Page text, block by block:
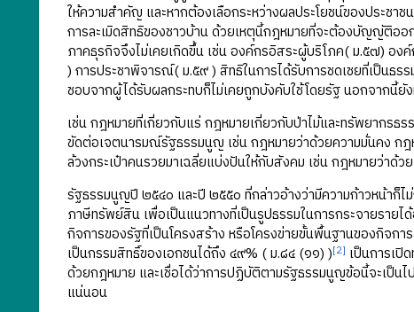
ให้ความสำคัญ และหากต้องเลือกระหว่างผลประโยชน์ของประช
การละเมิดสิทธิของชาวบ้าน ด้วยเหตุนี้กฎหมายที่จะต้องบัญญัติ
ภาคธุรกิจจึงไม่เคยเกิดขึ้น เช่น องค์กรอิสระผู้บริโภค( ม.๕๗) อ
) การประชาพิจารณ์( ม.๕๙ ) สิทธิในการได้รับการชดเชยที่เป็นธ
ชอบจากผู้ได้รับผลกระทบก็ไม่เคยถูกบังคับใช้โดยรัฐ นอกจากนี้
เช่น กฎหมายที่เกี่ยวกับแร่ กฎหมายเกี่ยวกับป่าไม้และทรัพยากร
ขัดต่อเจตนารมณ์รัฐธรรมนูญ เช่น กฎหมายว่าด้วยความมั่นคง ก
ล้วงกระเป๋าคนรวยมาเฉลี่ยแบ่งปันให้กับสังคม เช่น กฎหมายว่า
รัฐธรรมนูญปี ๒๕๔๐ และปี ๒๕๕๐ ที่กล่าวอ้างว่ามีความก้าวหน้าก็
ภาษีทรัพย์สิน เพื่อเป็นแนวทางที่เป็นรูปธรรมในการกระจายรา
กิจการของรัฐที่เป็นโครงสร้าง หรือโครงข่ายขั้นพื้นฐานของกิจก
เป็นกรรมสิทธิ์ของเอกชนได้ถึง ๔๙% ( ม.๘๔ (๑๑) )[2] เป็นการเปิ
ด้วยกฎหมาย และเชื่อได้ว่าการปฏิบัติตามรัฐธรรมนูญข้อนี้จะเป็
แน่นอน